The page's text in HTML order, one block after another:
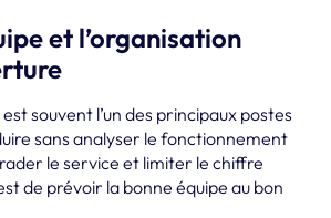
et l’organisation
souvent l’un des principaux postes
sans analyser le fonctionnement
le service et limiter le chiffre
de prévoir la bonne équipe au bon